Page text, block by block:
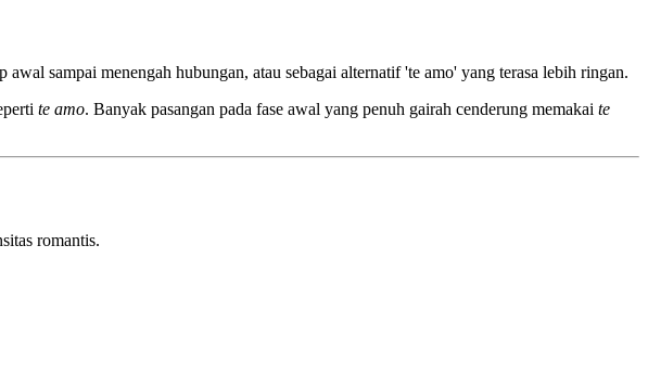
sampai menengah hubungan, atau sebagai alternatif 'te amo' yang terasa lebih ringan.
te amo. Banyak pasangan pada fase awal yang penuh gairah cenderung memakai te
romantis.